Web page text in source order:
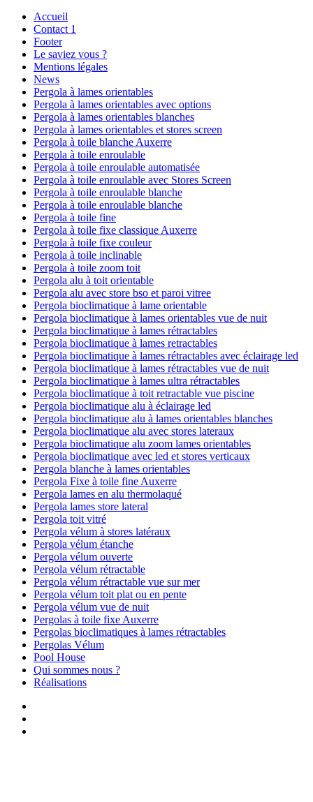
Accueil
Contact 1
Footer
Le saviez vous ?
Mentions légales
News
Pergola à lames orientables
Pergola à lames orientables avec options
Pergola à lames orientables blanches
Pergola à lames orientables et stores screen
Pergola à toile blanche Auxerre
Pergola à toile enroulable
Pergola à toile enroulable automatisée
Pergola à toile enroulable avec Stores Screen
Pergola à toile enroulable blanche
Pergola à toile enroulable blanche
Pergola à toile fine
Pergola à toile fixe classique Auxerre
Pergola à toile fixe couleur
Pergola à toile inclinable
Pergola à toile zoom toit
Pergola alu à toit orientable
Pergola alu avec store bso et paroi vitree
Pergola bioclimatique à lame orientable
Pergola bioclimatique à lames orientables vue de nuit
Pergola bioclimatique à lames rétractables
Pergola bioclimatique à lames retractables
Pergola bioclimatique à lames rétractables avec éclairage led
Pergola bioclimatique à lames rétractables vue de nuit
Pergola bioclimatique à lames ultra rétractables
Pergola bioclimatique à toit retractable vue piscine
Pergola bioclimatique alu à éclairage led
Pergola bioclimatique alu à lames orientables blanches
Pergola bioclimatique alu avec stores lateraux
Pergola bioclimatique alu zoom lames orientables
Pergola bioclimatique avec led et stores verticaux
Pergola blanche à lames orientables
Pergola Fixe à toile fine Auxerre
Pergola lames en alu thermolaqué
Pergola lames store lateral
Pergola toit vitré
Pergola vélum à stores latéraux
Pergola vélum étanche
Pergola vélum ouverte
Pergola vélum rétractable
Pergola vélum rétractable vue sur mer
Pergola vélum toit plat ou en pente
Pergola vélum vue de nuit
Pergolas à toile fixe Auxerre
Pergolas bioclimatiques à lames rétractables
Pergolas Vélum
Pool House
Qui sommes nous ?
Réalisations